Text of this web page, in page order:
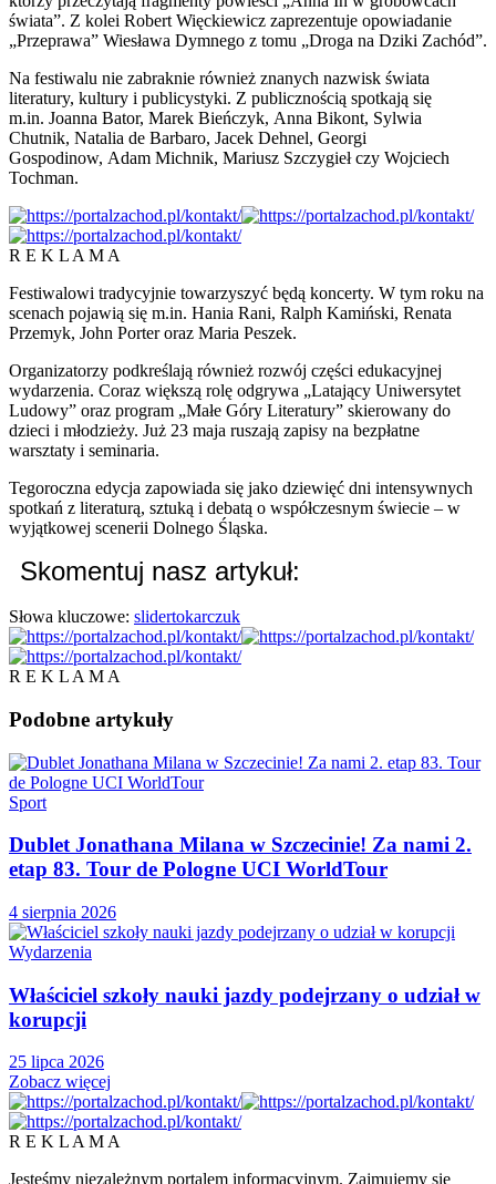
świata”. Z kolei Robert Więckiewicz zaprezentuje opowiadanie
„Przeprawa” Wiesława Dymnego z tomu „Droga na Dziki Zachód”.
Na festiwalu nie zabraknie również znanych nazwisk świata
literatury, kultury i publicystyki. Z publicznością spotkają się
m.in. Joanna Bator, Marek Bieńczyk, Anna Bikont, Sylwia
Chutnik, Natalia de Barbaro, Jacek Dehnel, Georgi
Gospodinow, Adam Michnik, Mariusz Szczygieł czy Wojciech
Tochman.
R E K L A M A
Festiwalowi tradycyjnie towarzyszyć będą koncerty. W tym roku na
scenach pojawią się m.in. Hania Rani, Ralph Kamiński, Renata
Przemyk, John Porter oraz Maria Peszek.
Organizatorzy podkreślają również rozwój części edukacyjnej
wydarzenia. Coraz większą rolę odgrywa „Latający Uniwersytet
Ludowy” oraz program „Małe Góry Literatury” skierowany do
dzieci i młodzieży. Już 23 maja ruszają zapisy na bezpłatne
warsztaty i seminaria.
Tegoroczna edycja zapowiada się jako dziewięć dni intensywnych
spotkań z literaturą, sztuką i debatą o współczesnym świecie – w
wyjątkowej scenerii Dolnego Śląska.
Skomentuj nasz artykuł:
Słowa kluczowe: slidertokarczuk
R E K L A M A
Podobne artykuły
Sport
Dublet Jonathana Milana w Szczecinie! Za nami 2.
etap 83. Tour de Pologne UCI WorldTour
4 sierpnia 2026
Wydarzenia
Właściciel szkoły nauki jazdy podejrzany o udział w
korupcji
25 lipca 2026
Zobacz więcej
R E K L A M A
Jesteśmy niezależnym portalem informacyjnym. Zajmujemy się